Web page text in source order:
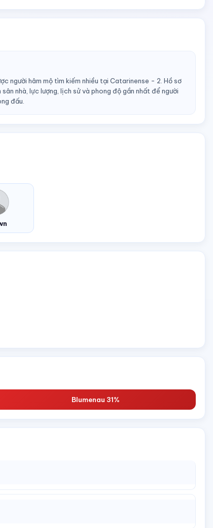
người hâm mộ tìm kiếm nhiều tại Catarinense - 2. Hồ sơ
nhà, lực lượng, lịch sử và phong độ gần nhất để người
đấu.
Blumenau 31%